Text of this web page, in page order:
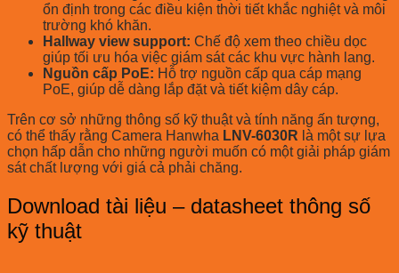
ổn định trong các điều kiện thời tiết khắc nghiệt và môi
trường khó khăn.
Hallway view support: Chế độ xem theo chiều dọc
giúp tối ưu hóa việc giám sát các khu vực hành lang.
Nguồn cấp PoE: Hỗ trợ nguồn cấp qua cáp mạng
PoE, giúp dễ dàng lắp đặt và tiết kiệm dây cáp.
Trên cơ sở những thông số kỹ thuật và tính năng ấn tượng,
có thể thấy rằng Camera Hanwha LNV-6030R là một sự lựa
chọn hấp dẫn cho những người muốn có một giải pháp giám
sát chất lượng với giá cả phải chăng.
Download tài liệu – datasheet thông số
kỹ thuật